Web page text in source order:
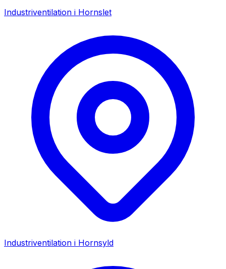
Industriventilation i Hornslet
Industriventilation i Hornsyld